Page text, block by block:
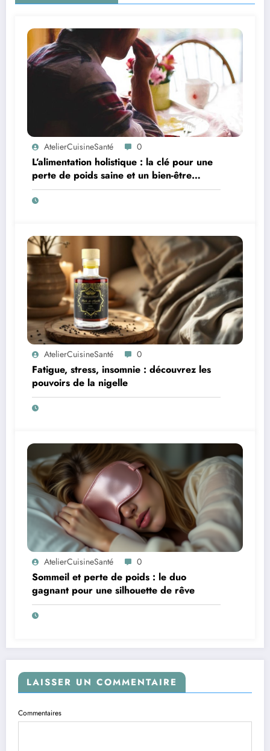
AtelierCuisineSanté 0
L’alimentation holistique : la clé pour une
perte de poids saine et un bien-être
retrouvé
AtelierCuisineSanté 0
Fatigue, stress, insomnie : découvrez les
pouvoirs de la nigelle
AtelierCuisineSanté 0
Sommeil et perte de poids : le duo
gagnant pour une silhouette de rêve
LAISSER UN COMMENTAIRE
Commentaires